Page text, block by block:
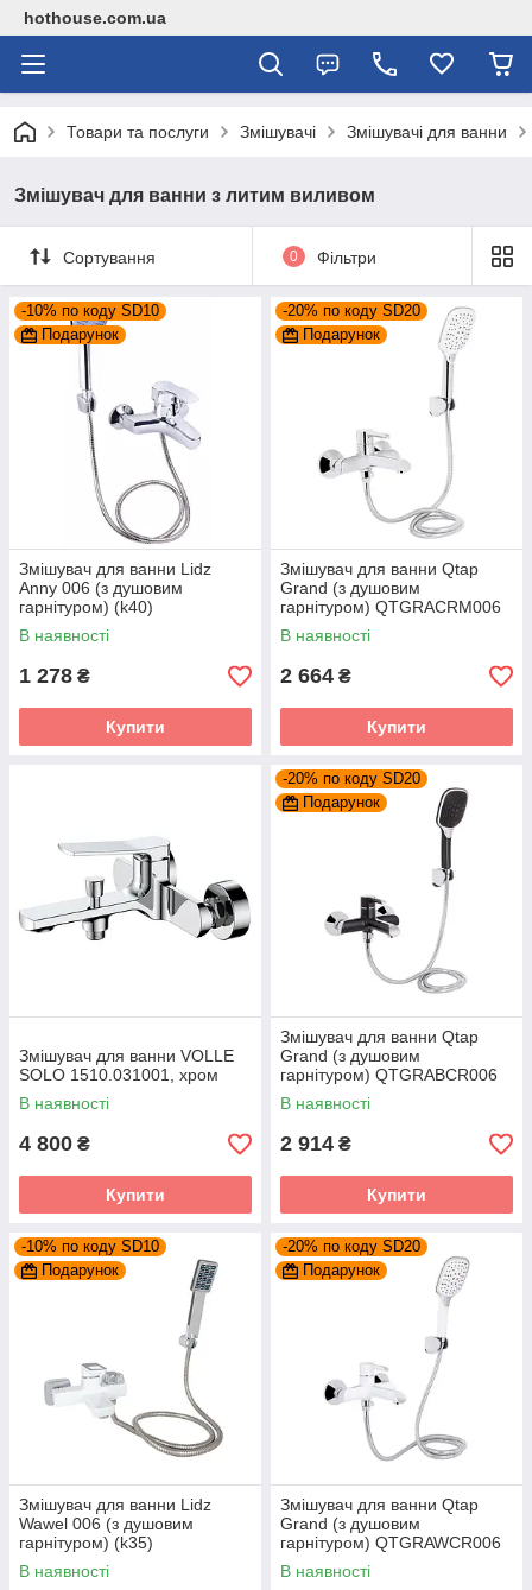
hothouse.com.ua
Товари та послуги Змішувачі Змішувачі для ванни
Змішувач для ванни з литим виливом
Сортування 0 Фільтри
-10% по коду SD10
Подарунок
Змішувач для ванни Lidz
Anny 006 (з душовим
гарнітуром) (k40)
LDANN006CRM35121
Chrome
В наявності
1 278 ₴
Купити
-20% по коду SD20
Подарунок
Змішувач для ванни Qtap
Grand (з душовим
гарнітуром) QTGRACRM006
Chrome
В наявності
2 664 ₴
Купити
Змішувач для ванни VOLLE
SOLO 1510.031001, хром
В наявності
4 800 ₴
Купити
-20% по коду SD20
Подарунок
Змішувач для ванни Qtap
Grand (з душовим
гарнітуром) QTGRABCR006
Chrome/Black
В наявності
2 914 ₴
Купити
-10% по коду SD10
Подарунок
Змішувач для ванни Lidz
Wawel 006 (з душовим
гарнітуром) (k35)
LDWAW006WHI45398 White
В наявності
-20% по коду SD20
Подарунок
Змішувач для ванни Qtap
Grand (з душовим
гарнітуром) QTGRAWCR006
Chrome/White
В наявності